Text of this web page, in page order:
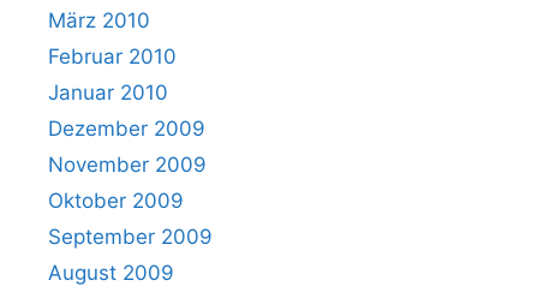
März 2010
Februar 2010
Januar 2010
Dezember 2009
November 2009
Oktober 2009
September 2009
August 2009